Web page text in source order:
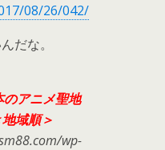
08/26/042/
だな。
アニメ聖地
域順＞
wp-